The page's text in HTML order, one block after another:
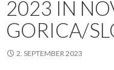
2023 IN
GORICA/
2. SEPTEMBER 2023